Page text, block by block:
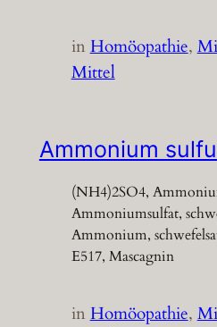
inHomöopathie,
Mittel
Ammonium
(NH4)2SO4,
Ammoniumsulfat,
Ammonium,
E517, Mascagnin
inHomöopathie,